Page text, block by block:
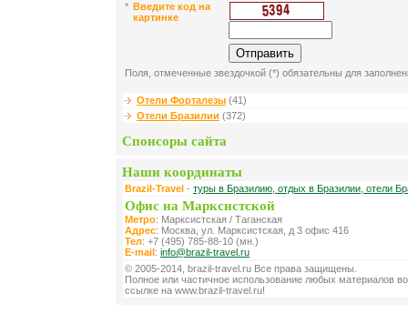
* Введите код на
картинке
Поля, отмеченные звездочкой (*) обязательны для
Отели Форталезы (41)
Отели Бразилии (372)
Спонсоры сайта
Наши координаты
Brazil-Travel - туры в Бразилию, отдых в Бразилии, отели
Офис на Марксистской
Метро: Марксистская / Таганская
Адрес: Москва, ул. Марксистская, д 3 офис 416
Тел: +7 (495) 785-88-10 (мн.)
E-mail: info@brazil-travel.ru
© 2005-2014, brazil-travel.ru Все права защищены.
Полное или частичное использование любых материалов
ссылке на www.brazil-travel.ru!